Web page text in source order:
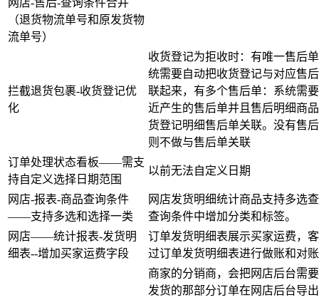
网店-售后-查询条件合并
（退货物流单号和原发货物
流单号）
拦截退货包裹-收货登记优
化
收货登记为拒收时：有唯一售后
统需要自动把收货登记与对应售
联起来，有多个售后单：系统需
近产生的售后单并且售后明细商
货登记明细售后单关联。没有售
则不做与售后单关联
订单处理状态看板——需支
持自定义选择日期范围
以前无法自定义日期
网店-报表-商品查询条件
——支持多选和选择一类
网店发货明细统计商品支持多选
查询条件中增加分类和标签。
网店——统计报表-发货明
细表--增加买家运费字段
订单发货明细表展示买家运费，
过订单发货明细表进行做账和对账
商家的分销商，会把网店后台需
发货的那部分订单在网店后台导